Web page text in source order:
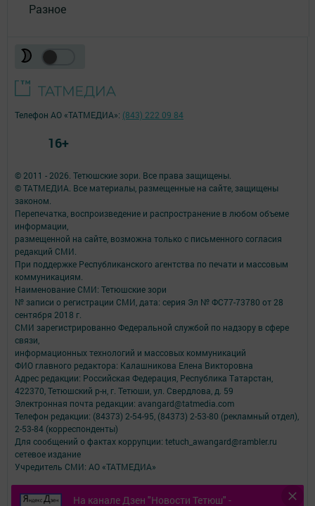
Разное
На канале Дзен "Новости Тетюш" -
© 2011 - 2026. Тетюшские зори. Все права защищены.
© ТАТМЕДИА. Все материалы, размещенные на сайте, защищены
законом.
Перепечатка, воспроизведение и распространение в любом объеме
информации,
размещенной на сайте, возможна только с письменного согласия
редакций СМИ.
При поддержке Республиканского агентства по печати и массовым
коммуникациям.
Наименование СМИ: Тетюшские зори
№ записи о регистрации СМИ, дата: серия Эл № ФС77-73780 от 28
сентября 2018 г.
СМИ зарегистрированно Федеральной службой по надзору в сфере
связи,
информационных технологий и массовых коммуникаций
ФИО главного редактора: Калашникова Елена Викторовна
Адрес редакции: Российская Федерация, Республика Татарстан,
422370, Тетюшский р-н, г. Тетюши, ул. Свердлова, д. 59
Электронная почта редакции: avangard@tatmedia.com
Телефон редакции: (84373) 2-54-95, (84373) 2-53-80 (рекламный отдел),
2-53-84 (корреспонденты)
Для сообщений о фактах коррупции: tetuch_awangard@rambler.ru
сетевое издание
Учредитель СМИ: АО «ТАТМЕДИА»
Антикоррупционная политика
Телефон АО «ТАТМЕДИА»: (843) 222 09 84
16+